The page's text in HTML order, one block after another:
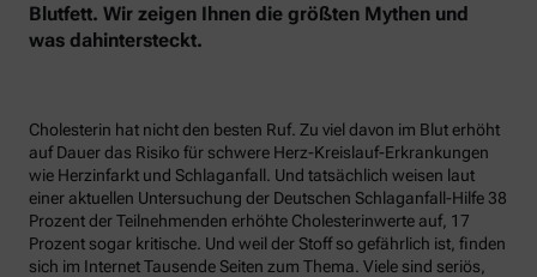
Blutfett. Wir zeigen Ihnen die größten Mythen und
was dahintersteckt.
Cholesterin hat nicht den besten Ruf. Zu viel davon im Blut erhöht
auf Dauer das Risiko für schwere Herz-Kreislauf-Erkrankungen
wie Herzinfarkt und Schlaganfall. Und tatsächlich weisen laut
einer aktuellen Untersuchung der Deutschen Schlaganfall-Hilfe 38
Prozent der Teilnehmenden erhöhte Cholesterinwerte auf, 17
Prozent sogar kritische. Und weil der Stoff so gefährlich ist, finden
sich im Internet Tausende Seiten zum Thema. Viele sind seriös,